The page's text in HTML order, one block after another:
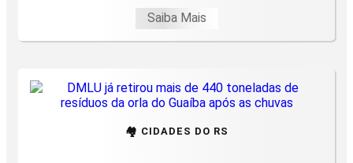
Saiba Mais
🏘️ CIDADES DO RS